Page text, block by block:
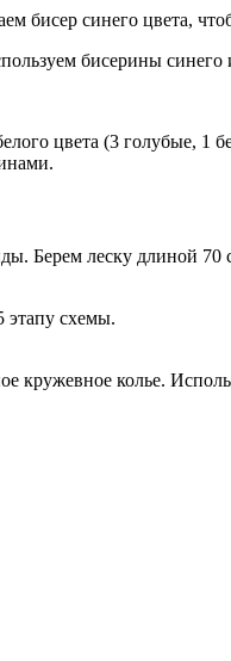
бисер синего цвета,
бисерины
цвета (3 голубые, 1
Берем леску длиной 70
этапу схемы.
кружевное колье.